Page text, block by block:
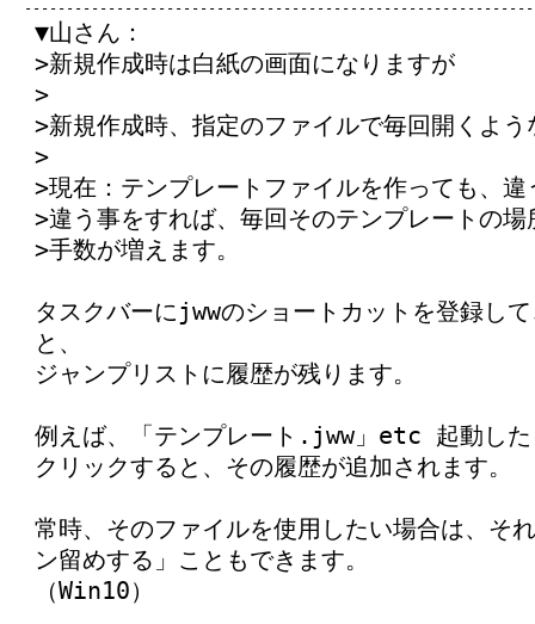
▼山さん：
>新規作成時は白紙の画面になりますが
>
>新規作成時、指定のファイルで毎回開くよ
>
>現在：テンプレートファイルを作っても、
>違う事をすれば、毎回そのテンプレートの
>手数が増えます。
タスクバーにjwwのショートカットを登録し
と、
ジャンプリストに履歴が残ります。
例えば、「テンプレート.jww」etc 起動した
クリックすると、その履歴が追加されます。
常時、そのファイルを使用したい場合は、そ
ン留めする」こともできます。
（Win10）